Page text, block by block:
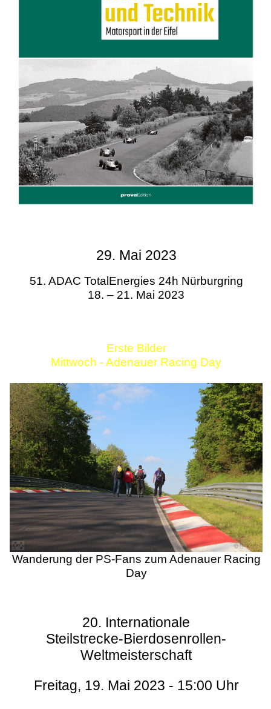
29. Mai 2023
51. ADAC TotalEnergies 24h Nürburgring
18. – 21. Mai 2023
Erste Bilder
Mittwoch - Adenauer Racing Day
Wanderung der PS-Fans zum Adenauer Racing
Day
20. Internationale
Steilstrecke-Bierdosenrollen-
Weltmeisterschaft
Freitag, 19. Mai 2023 - 15:00 Uhr